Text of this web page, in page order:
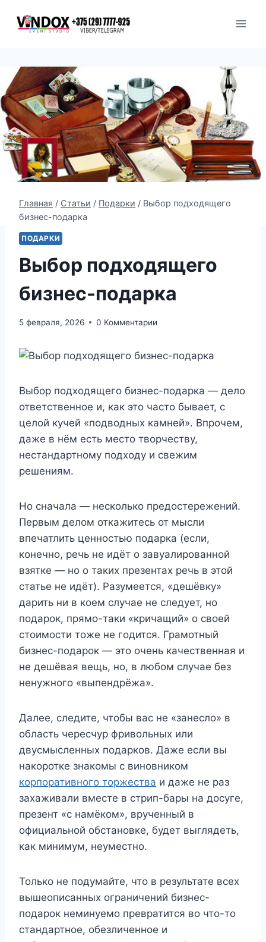
Главная / Статьи / Подарки / Выбор подходящего
бизнес-подарка
ПОДАРКИ
Выбор подходящего
бизнес-подарка
5 февраля, 2026 0 Комментарии
Выбор подходящего бизнес-подарка — дело
ответственное и, как это часто бывает, с
целой кучей «подводных камней». Впрочем,
даже в нём есть место творчеству,
нестандартному подходу и свежим
решениям.
Но сначала — несколько предостережений.
Первым делом откажитесь от мысли
впечатлить ценностью подарка (если,
конечно, речь не идёт о завуалированной
взятке — но о таких презентах речь в этой
статье не идёт). Разумеется, «дешёвку»
дарить ни в коем случае не следует, но
подарок, прямо-таки «кричащий» о своей
стоимости тоже не годится. Грамотный
бизнес-подарок — это очень качественная и
не дешёвая вещь, но, в любом случае без
ненужного «выпендрёжа».
Далее, следите, чтобы вас не «занесло» в
область чересчур фривольных или
двусмысленных подарков. Даже если вы
накоротке знакомы с виновником
корпоративного торжества и даже не раз
захаживали вместе в стрип-бары на досуге,
презент «с намёком», врученный в
официальной обстановке, будет выглядеть,
как минимум, неуместно.
Только не подумайте, что в результате всех
вышеописанных ограничений бизнес-
подарок неминуемо превратится во что-то
стандартное, обезличенное и